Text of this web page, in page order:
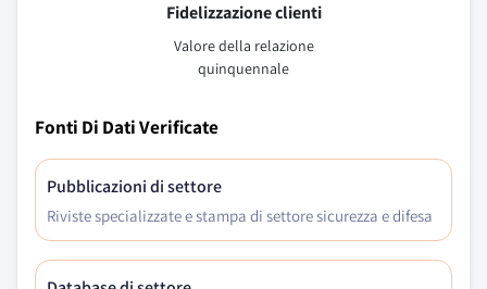
Fidelizzazione clienti
Valore della relazione
quinquennale
Fonti Di Dati Verificate
Pubblicazioni di settore
Riviste specializzate e stampa di settore sicurezza e difesa